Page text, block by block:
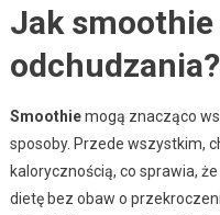
Jak
odchudzania?
Smoothiemogą znacząco
sposoby. Przede wszystkim,
kalorycznością, co sprawia,
dietę bez obaw o